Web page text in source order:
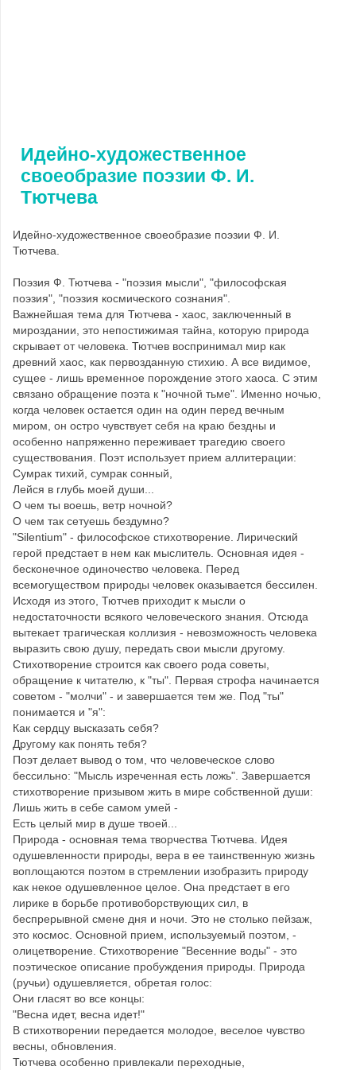
Идейно-художественное
своеобразие поэзии Ф. И.
Тютчева
Идейно-художественное своеобразие поэзии Ф. И.
Тютчева.
Поэзия Ф. Тютчева - "поэзия мысли", "философская
поэзия", "поэзия космического сознания".
Важнейшая тема для Тютчева - хаос, заключенный в
мироздании, это непостижимая тайна, которую природа
скрывает от человека. Тютчев воспринимал мир как
древний хаос, как первозданную стихию. А все видимое,
сущее - лишь временное порождение этого хаоса. С этим
связано обращение поэта к "ночной тьме". Именно ночью,
когда человек остается один на один перед вечным
миром, он остро чувствует себя на краю бездны и
особенно напряженно переживает трагедию своего
существования. Поэт использует прием аллитерации:
Сумрак тихий, сумрак сонный,
Лейся в глубь моей души...
О чем ты воешь, ветр ночной?
О чем так сетуешь бездумно?
"Silentium" - философское стихотворение. Лирический
герой предстает в нем как мыслитель. Основная идея -
бесконечное одиночество человека. Перед
всемогуществом природы человек оказывается бессилен.
Исходя из этого, Тютчев приходит к мысли о
недостаточности всякого человеческого знания. Отсюда
вытекает трагическая коллизия - невозможность человека
выразить свою душу, передать свои мысли другому.
Стихотворение строится как своего рода советы,
обращение к читателю, к "ты". Первая строфа начинается
советом - "молчи" - и завершается тем же. Под "ты"
понимается и "я":
Как сердцу высказать себя?
Другому как понять тебя?
Поэт делает вывод о том, что человеческое слово
бессильно: "Мысль изреченная есть ложь". Завершается
стихотворение призывом жить в мире собственной души:
Лишь жить в себе самом умей -
Есть целый мир в душе твоей...
Природа - основная тема творчества Тютчева. Идея
одушевленности природы, вера в ее таинственную жизнь
воплощаются поэтом в стремлении изобразить природу
как некое одушевленное целое. Она предстает в его
лирике в борьбе противоборствующих сил, в
беспрерывной смене дня и ночи. Это не столько пейзаж,
это космос. Основной прием, используемый поэтом, -
олицетворение. Стихотворение "Весенние воды" - это
поэтическое описание пробуждения природы. Природа
(ручьи) одушевляется, обретая голос:
Они гласят во все концы:
"Весна идет, весна идет!"
В стихотворении передается молодое, веселое чувство
весны, обновления.
Тютчева особенно привлекали переходные,